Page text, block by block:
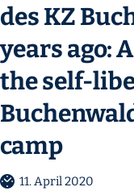
des KZ
years ago:
the self-
camp
11. April 2020